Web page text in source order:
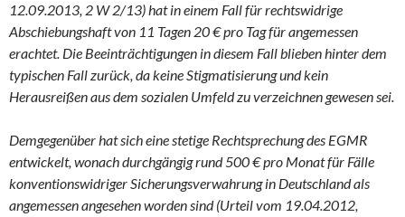
12.09.2013, 2 W 2/13) hat in einem Fall für rechtswidrige
Abschiebungshaft von 11 Tagen 20 € pro Tag für angemessen
erachtet. Die Beeinträchtigungen in diesem Fall blieben hinter dem
typischen Fall zurück, da keine Stigmatisierung und kein
Herausreißen aus dem sozialen Umfeld zu verzeichnen gewesen sei.
Demgegenüber hat sich eine stetige Rechtsprechung des EGMR
entwickelt, wonach durchgängig rund 500 € pro Monat für Fälle
konventionswidriger Sicherungsverwahrung in Deutschland als
angemessen angesehen worden sind (Urteil vom 19.04.2012,